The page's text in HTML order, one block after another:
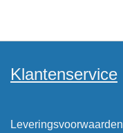
Klantenservice
Leveringsvoorwaarden